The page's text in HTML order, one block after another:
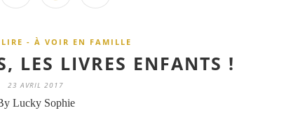
- À VOIR EN FAMILLE
LES LIVRES ENFANTS !
23 AVRIL 2017
Lucky Sophie